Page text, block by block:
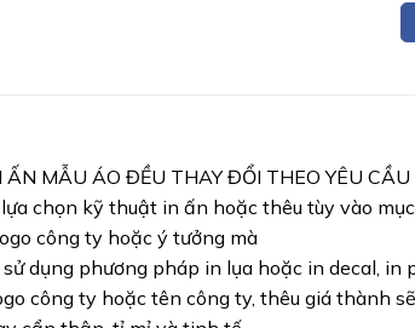
ẤN MẪU ÁO ĐỀU THAY ĐỔI THEO YÊU
chọn kỹ thuật in ấn hoặc thêu tùy vào
công ty hoặc ý tưởng mà
dụng phương pháp in lụa hoặc in decal, in
công ty hoặc tên công ty, thêu giá thành